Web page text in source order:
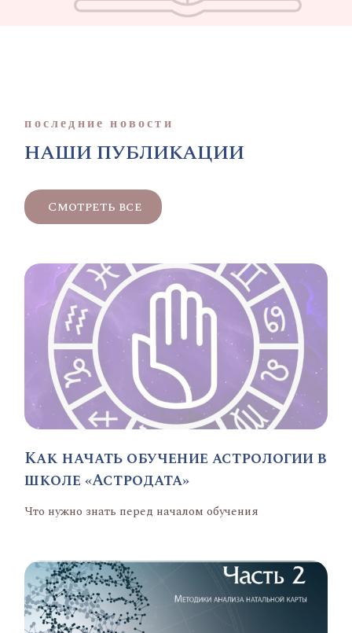
последние новости
НАШИ ПУБЛИКАЦИИ
Смотреть все
Как начать обучение астрологии в
школе «Астродата»
Что нужно знать перед началом обучения